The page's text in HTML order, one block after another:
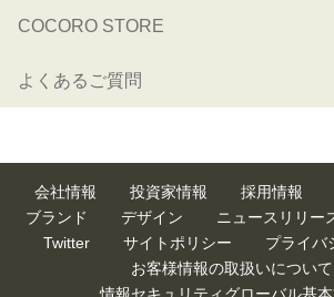
COCORO STORE
よくあるご質問
会社情報 投資家情報 採用情報
ブランド
デザイン ニュースリリー
Twitter
サイトポリシー
プライバ
お客様情報の取扱いについて
情報セキュリティグローバル基